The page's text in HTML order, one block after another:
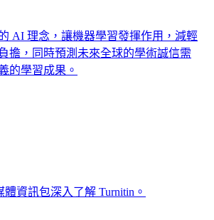
AI 理念，讓機器學習發揮作用，減輕
擔，同時預測未來全球的學術誠信需
的學習成果。
體資訊包深入了解 Turnitin。